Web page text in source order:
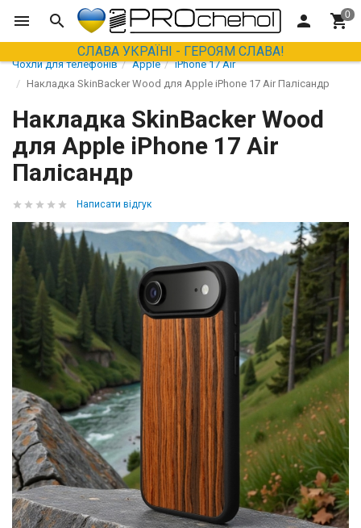
СЛАВА УКРАЇНІ - ГЕРОЯМ СЛАВА!
Чохли для телефонів Apple
iPhone 17 Air
Накладка SkinBacker Wood для Apple iPhone 17 Air Палісандр
Накладка SkinBacker Wood
для Apple iPhone 17 Air
Палісандр
Написати відгук